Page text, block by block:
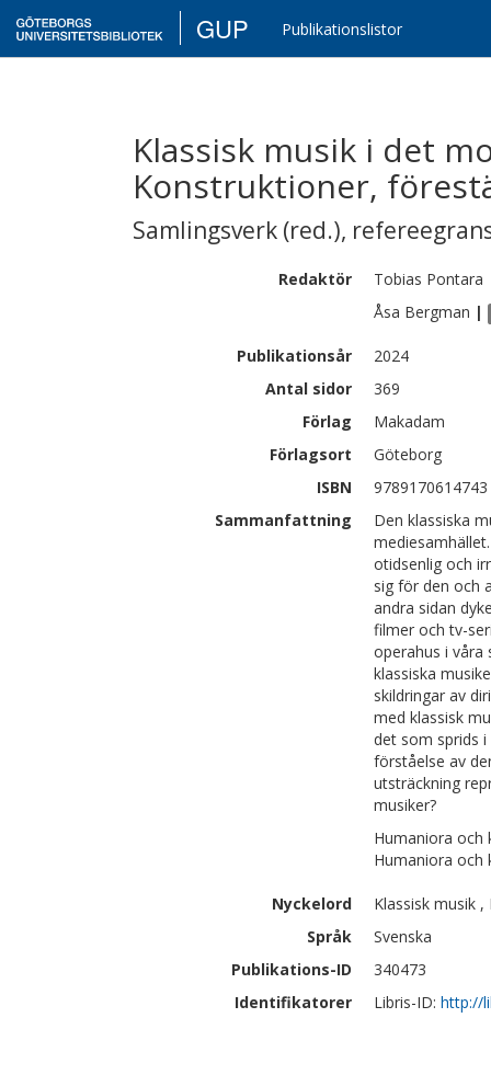
GUP Publikationslistor
Klassisk musik i det
Konstruktioner,
Samlingsverk (red.),
Redaktör Tobias Pontara
Åsa Bergman |
Publikationsår
2024
Antal sidor
369
Förlag
Makadam
Förlagsort
Göteborg
ISBN
9789170614743
Sammanfattning
Den klassiska
otidsenlig och
sig för den och
andra sidan
filmer och tv-
operahus i våra
klassiska
skildringar av
med klassisk
det som sprids
förståelse av
utsträckning
musiker?
Humaniora
Humaniora
Nyckelord
Klassisk musik
Språk
Svenska
Publikations-ID
340473
Identifikatorer
Libris-ID: http://